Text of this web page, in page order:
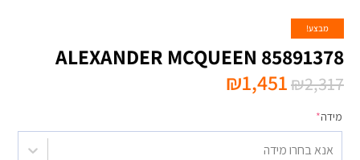
מבצע!
ALEXANDER MCQUEEN 85891378
₪2,317
₪1,451
מידה*
אנא בחרו מידה